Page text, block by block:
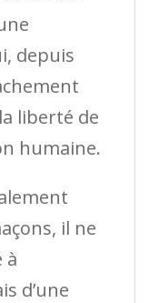
depuis
liberté de
humaine.
il ne
à
d’une